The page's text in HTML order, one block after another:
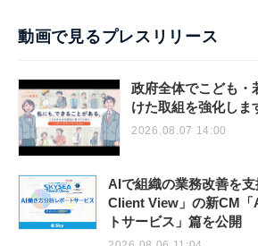
動画で見るプレスリリース
政府全体でこども・
けた取組を強化しま
2026.08.07 14:00
AIで組織の業務改善を
Client View」の新CM「
トサービス」篇を公開